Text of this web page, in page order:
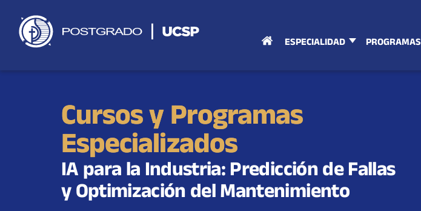
contenido
ESPECIALIDAD PROGRAMAS
Cursos y Programas
Especializados
IA para la Industria: Predicción de Fallas
y Optimización del Mantenimiento